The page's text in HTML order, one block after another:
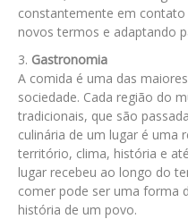
constantemente em
novos termos e adaptando
Gastronomia
A comida é uma das
sociedade. Cada região do
tradicionais, que são
culinária de um lugar é uma
território, clima, história e
lugar recebeu ao longo do
comer pode ser uma forma
história de um povo.